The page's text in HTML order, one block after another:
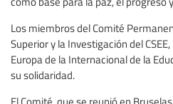
Los miembros del Comité
Superior y la Investigación del
Europa de la Internacional de la
su solidaridad.
El Comité, que se reunió en